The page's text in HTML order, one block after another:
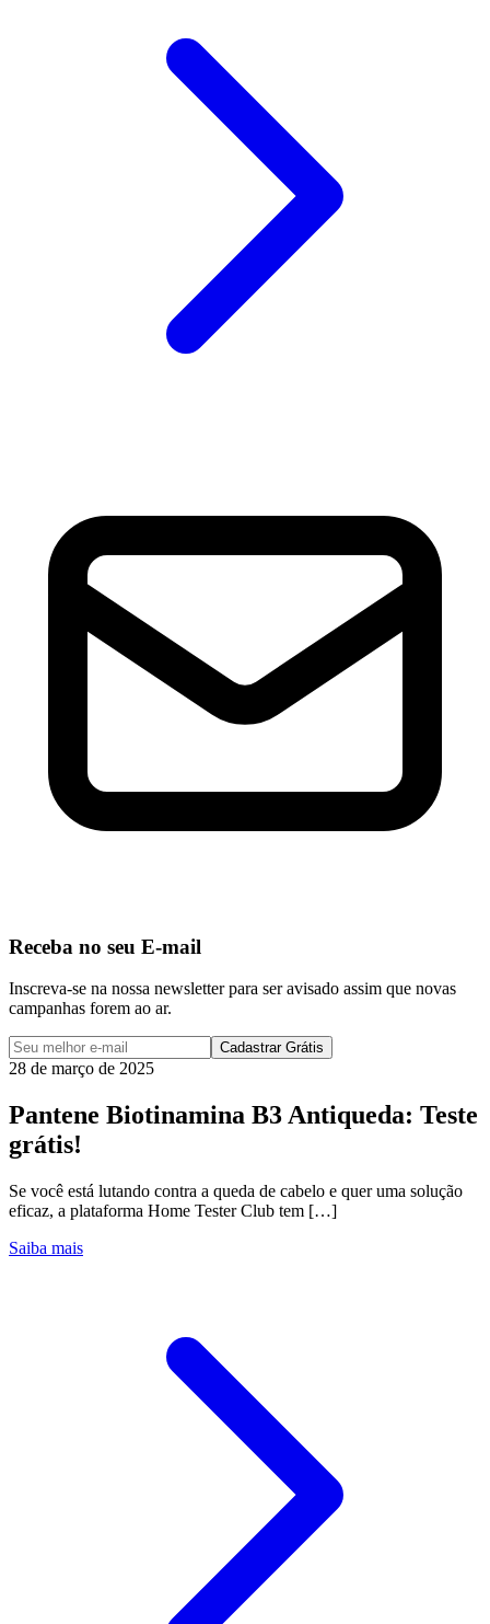
Receba no seu E-mail
Inscreva-se na nossa newsletter para ser avisado assim que novas
campanhas forem ao ar.
Cadastrar Grátis
28 de março de 2025
Pantene Biotinamina B3 Antiqueda: Teste
grátis!
Se você está lutando contra a queda de cabelo e quer uma solução
eficaz, a plataforma Home Tester Club tem […]
Saiba mais